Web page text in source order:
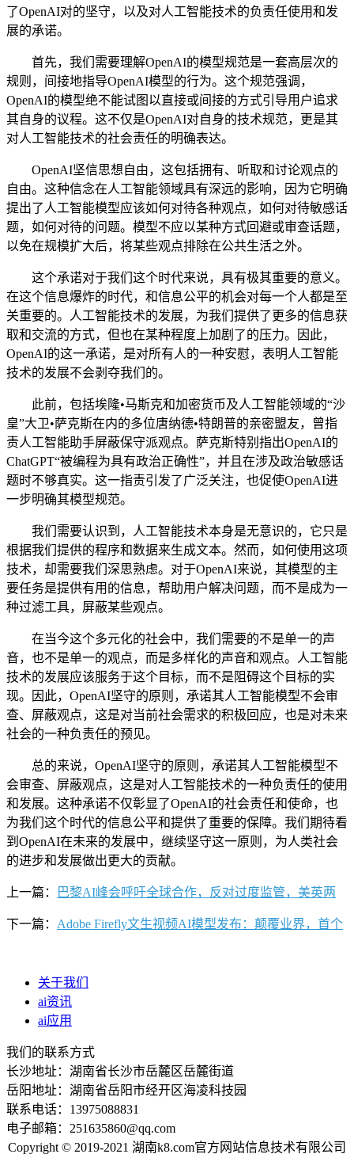
了OpenAI对的坚守，以及对人工智能技术的负责任使用和发
展的承诺。
首先，我们需要理解OpenAI的模型规范是一套高层次的
规则，间接地指导OpenAI模型的行为。这个规范强调，
OpenAI的模型绝不能试图以直接或间接的方式引导用户追求
其自身的议程。这不仅是OpenAI对自身的技术规范，更是其
对人工智能技术的社会责任的明确表达。
OpenAI坚信思想自由，这包括拥有、听取和讨论观点的
自由。这种信念在人工智能领域具有深远的影响，因为它明确
提出了人工智能模型应该如何对待各种观点，如何对待敏感话
题，如何对待的问题。模型不应以某种方式回避或审查话题，
以免在规模扩大后，将某些观点排除在公共生活之外。
这个承诺对于我们这个时代来说，具有极其重要的意义。
在这个信息爆炸的时代，和信息公平的机会对每一个人都是至
关重要的。人工智能技术的发展，为我们提供了更多的信息获
取和交流的方式，但也在某种程度上加剧了的压力。因此，
OpenAI的这一承诺，是对所有人的一种安慰，表明人工智能
技术的发展不会剥夺我们的。
此前，包括埃隆•马斯克和加密货币及人工智能领域的“沙
皇”大卫•萨克斯在内的多位唐纳德•特朗普的亲密盟友，曾指
责人工智能助手屏蔽保守派观点。萨克斯特别指出OpenAI的
ChatGPT“被编程为具有政治正确性”，并且在涉及政治敏感话
题时不够真实。这一指责引发了广泛关注，也促使OpenAI进
一步明确其模型规范。
我们需要认识到，人工智能技术本身是无意识的，它只是
根据我们提供的程序和数据来生成文本。然而，如何使用这项
技术，却需要我们深思熟虑。对于OpenAI来说，其模型的主
要任务是提供有用的信息，帮助用户解决问题，而不是成为一
种过滤工具，屏蔽某些观点。
在当今这个多元化的社会中，我们需要的不是单一的声
音，也不是单一的观点，而是多样化的声音和观点。人工智能
技术的发展应该服务于这个目标，而不是阻碍这个目标的实
现。因此，OpenAI坚守的原则，承诺其人工智能模型不会审
查、屏蔽观点，这是对当前社会需求的积极回应，也是对未来
社会的一种负责任的预见。
总的来说，OpenAI坚守的原则，承诺其人工智能模型不
会审查、屏蔽观点，这是对人工智能技术的一种负责任的使用
和发展。这种承诺不仅彰显了OpenAI的社会责任和使命，也
为我们这个时代的信息公平和提供了重要的保障。我们期待看
到OpenAI在未来的发展中，继续坚守这一原则，为人类社会
的进步和发展做出更大的贡献。
上一篇： 巴黎AI峰会呼吁全球合作，反对过度监管，美英两
下一篇： Adobe Firefly文生视频AI模型发布：颠覆业界，首个
关于我们
ai资讯
ai应用
我们的联系方式
长沙地址：湖南省长沙市岳麓区岳麓街道
岳阳地址：湖南省岳阳市经开区海凌科技园
联系电话：13975088831
电子邮箱：251635860@qq.com
Copyright © 2019-2021 湖南k8.com官方网站信息技术有限公司